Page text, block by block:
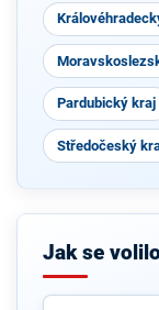
Pardubický kraj
Středočeský
Jak se